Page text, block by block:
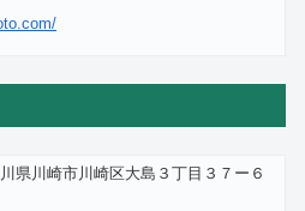
県川崎市川崎区大島３丁目３７ー６